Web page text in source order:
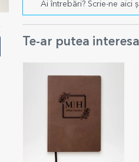
Ai întrebări? Scrie-ne aici
Te-ar putea